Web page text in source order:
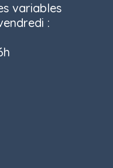
variables
: